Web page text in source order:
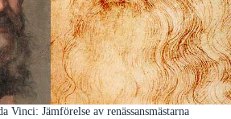
Vinci: Jämförelse av renässansmästarna